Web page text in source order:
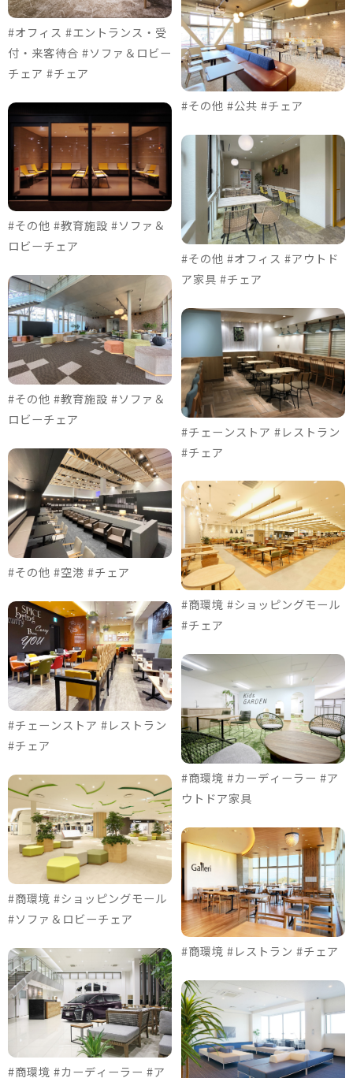
#オフィス #エントランス・受
付・来客待合 #ソファ＆ロビー
チェア #チェア
#その他 #教育施設 #ソファ＆
ロビーチェア
#その他 #教育施設 #ソファ＆
ロビーチェア
#その他 #空港 #チェア
#チェーンストア #レストラン
#チェア
#商環境 #ショッピングモール
#ソファ＆ロビーチェア
#商環境 #カーディーラー #ア
#その他 #公共 #チェア
#その他 #オフィス #アウトド
ア家具 #チェア
#チェーンストア #レストラン
#チェア
#商環境 #ショッピングモール
#チェア
#商環境 #カーディーラー #ア
ウトドア家具
#商環境 #レストラン #チェア